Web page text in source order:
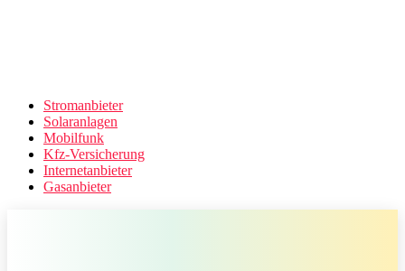
Stromanbieter
Solaranlagen
Mobilfunk
Kfz-Versicherung
Internetanbieter
Gasanbieter